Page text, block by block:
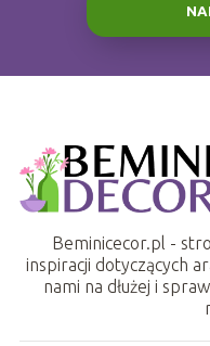
Beminicecor.pl -
inspiracji dotyczących
nami na dłużej i